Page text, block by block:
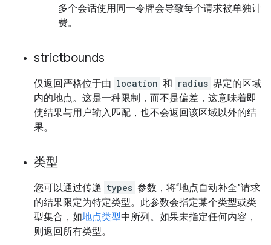
多个会话使用同一令牌会导致每个请求被单独计
费。
strictbounds
仅返回严格位于由 location 和 radius 界定的区域
内的地点。这是一种限制，而不是偏差，这意味着即
使结果与用户输入匹配，也不会返回该区域以外的结
果。
类型
您可以通过传递 types 参数，将“地点自动补全”请求
的结果限定为特定类型。此参数会指定某个类型或类
型集合，如地点类型中所列。如果未指定任何内容，
则返回所有类型。